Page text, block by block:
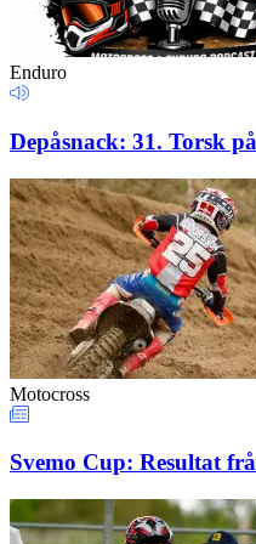
Enduro
Depåsnack: 31. Torsk
Motocross
Svemo Cup: Resultat